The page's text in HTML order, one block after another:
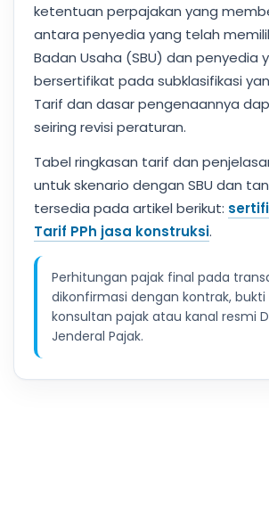
ketentuan perpajakan yang
antara penyedia yang telah
Badan Usaha (SBU) dan penyedia
bersertifikat pada subklasifikasi
Tarif dan dasar pengenaannya
seiring revisi peraturan.
Tabel ringkasan tarif dan
untuk skenario dengan SBU dan
tersedia pada artikel berikut:
Tarif PPh jasa konstruksi.
Perhitungan pajak final pada
dikonfirmasi dengan kontrak,
konsultan pajak atau kanal resmi
Jenderal Pajak.